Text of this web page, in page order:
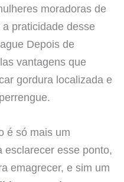
moradoras de
praticidade desse
Depois de
vantagens que
gordura localizada e
é só mais um
esclarecer esse ponto,
emagrecer, e sim um